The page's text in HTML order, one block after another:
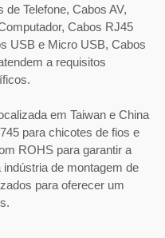
Telefone, Cabos AV,
Cabos RJ45
USB e Micro USB, Cabos
a requisitos
em Taiwan e China
para chicotes de fios e
ROHS para garantir a
de montagem de
para oferecer um